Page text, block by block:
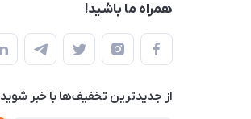
همراه ما باشید!
از جدید‌ترین تخفیف‌ها با‌ خبر شوید